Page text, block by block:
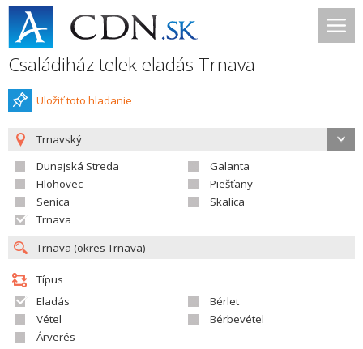
Családiház telek eladás Trnava
Uložiť toto hladanie
Trnavský
Dunajská Streda
Galanta
Hlohovec
Piešťany
Senica
Skalica
Trnava
Típus
Eladás
Bérlet
Vétel
Bérbevétel
Árverés